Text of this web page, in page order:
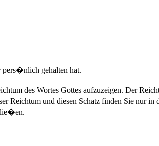
pers�nlich gehalten hat.
des Wortes Gottes aufzuzeigen. Der
Reichtum und diesen Schatz finden Sie nur